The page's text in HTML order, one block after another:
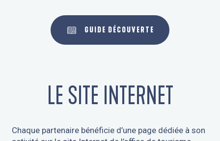
GUIDE DÉCOUVERTE
LE SITE INTERNET
Chaque partenaire bénéficie d’une page dédiée à son